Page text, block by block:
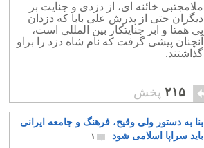
ملامجتبی خائنه ای، از دزدی و جنایت بر
دیگران حتی از پدرش علی بابا که دزدان
بی همتا و ابر جنایتکار بین المللی است،
آنچنان پیشی گرفت که نام شاه دزد را براو
گذاشتند.
۲۱۵ پخش
بنا به دستور ولی وقیح، فرهنگ و جامعه ایرانی
باید سراپا اسلامی شود
۱